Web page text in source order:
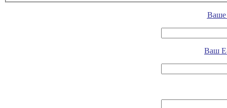
Ваше
Ваш